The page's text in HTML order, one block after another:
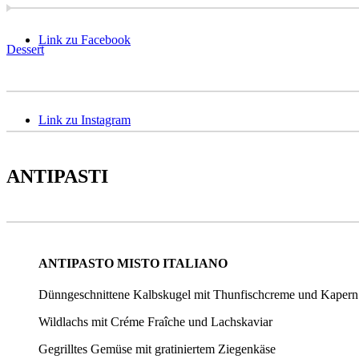
Link zu Facebook
Link zu Instagram
Dessert
ANTIPASTI
ANTIPASTO MISTO ITALIANO
Dünngeschnittene Kalbskugel mit Thunfischcreme und Kapern
Wildlachs mit Créme Fraîche und Lachskaviar
Gegrilltes Gemüse mit gratiniertem Ziegenkäse